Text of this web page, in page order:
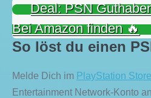
Deal: PSN
Bei Amazon finden 🔥
So löst du einen
Melde Dich im PlayStation Store
Entertainment Network-Konto